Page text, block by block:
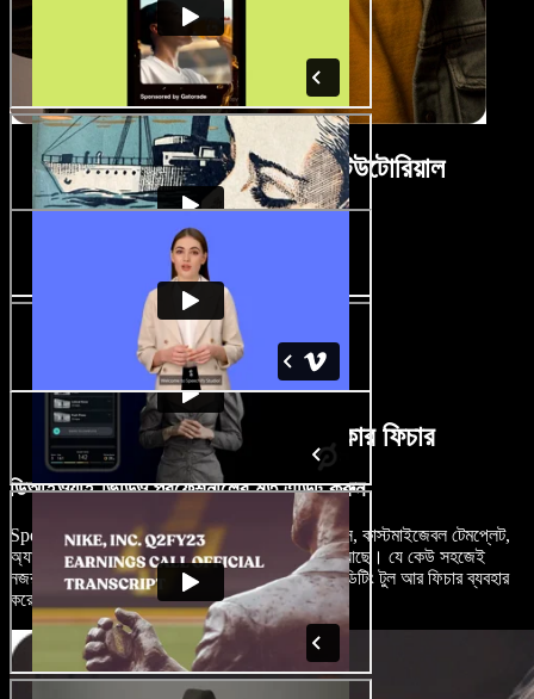
ডিআইওয়াই ভিডিও মেকার টিউটোরিয়াল
AI ডিআইওয়াই ভিডিও মেকার ফিচার
ডিআইওয়াই ভিডিও প্রফেশনালের মত এডিট করুন
Speechify Studio প্ল্যাটফর্মে ড্র্যাগ-এন্ড-ড্রপ ইন্টারফেস, কাস্টমাইজেবল টেমপ্লেট,
অ্যাডভান্সড এডিটিং টুল, ইফেক্ট আর ট্রানজিশনের সুবিধা আছে। যে কেউ সহজেই
নজরকাড়া ভিডিও ক্রিয়েট করতে পারেন; নিজের পছন্দের এডিটিং টুল আর ফিচার ব্যবহার
করে আপনার অডিয়েন্সকে ধরে রাখুন।